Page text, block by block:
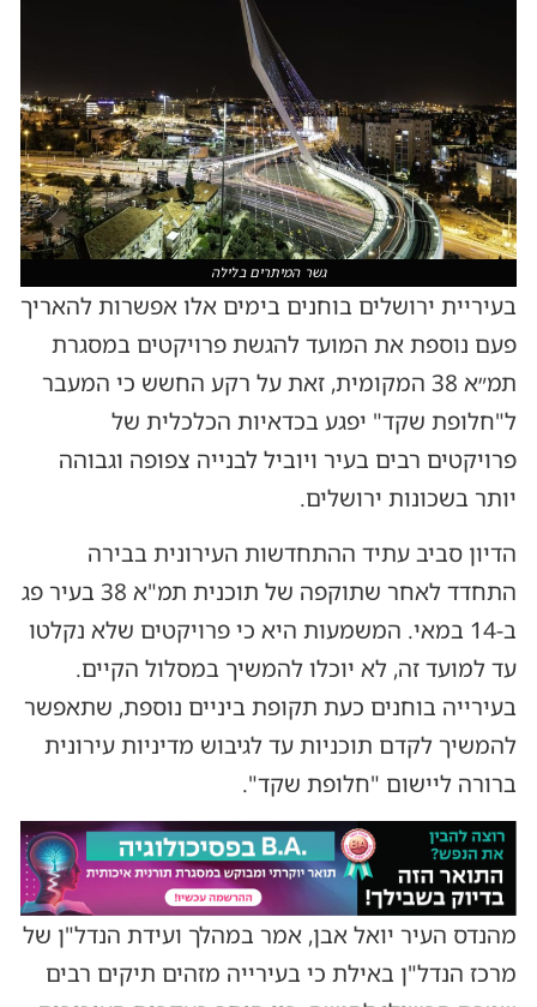
גשר המיתרים בלילה
בעיריית ירושלים בוחנים בימים אלו אפשרות להאריך
פעם נוספת את המועד להגשת פרויקטים במסגרת
תמ״א 38 המקומית, זאת על רקע החשש כי המעבר
ל"חלופת שקד" יפגע בכדאיות הכלכלית של
פרויקטים רבים בעיר ויוביל לבנייה צפופה וגבוהה
יותר בשכונות ירושלים.
הדיון סביב עתיד ההתחדשות העירונית בבירה
התחדד לאחר שתוקפה של תוכנית תמ"א 38 בעיר פג
ב-14 במאי. המשמעות היא כי פרויקטים שלא נקלטו
עד למועד זה, לא יוכלו להמשיך במסלול הקיים.
בעירייה בוחנים כעת תקופת ביניים נוספת, שתאפשר
להמשיך לקדם תוכניות עד לגיבוש מדיניות עירונית
ברורה ליישום "חלופת שקד".
מהנדס העיר יואל אבן, אמר במהלך ועידת הנדל"ן של
מרכז הנדל"ן באילת כי בעירייה מזהים תיקים רבים